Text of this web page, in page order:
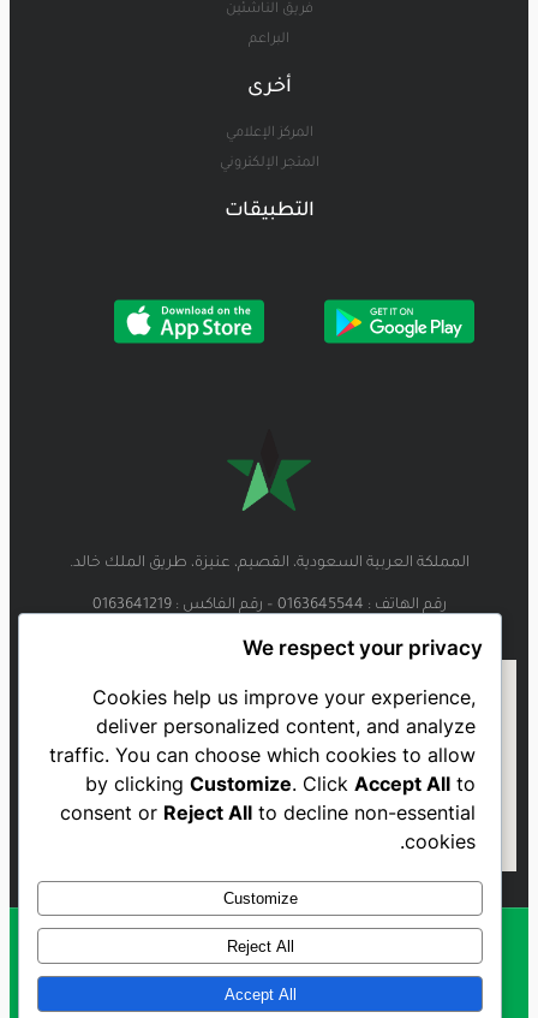
فريق الناشئين
البراعم
أخرى
المركز الإعلامي
المتجر الإلكتروني
التطبيقات
المملكة العربية السعودية، القصيم، عنيزة، طريق الملك خالد.
رقم الهاتف : 0163645544 – رقم الفاكس : 0163641219
Al Najmah FC - 2023
We respect your privacy
Cookies help us improve your experience,
deliver personalized content, and analyze
traffic. You can choose which cookies to allow
by clickingCustomize. ClickAccept All to
consent or Reject All to decline non-essential
cookies.
Customize
Reject All
Accept All